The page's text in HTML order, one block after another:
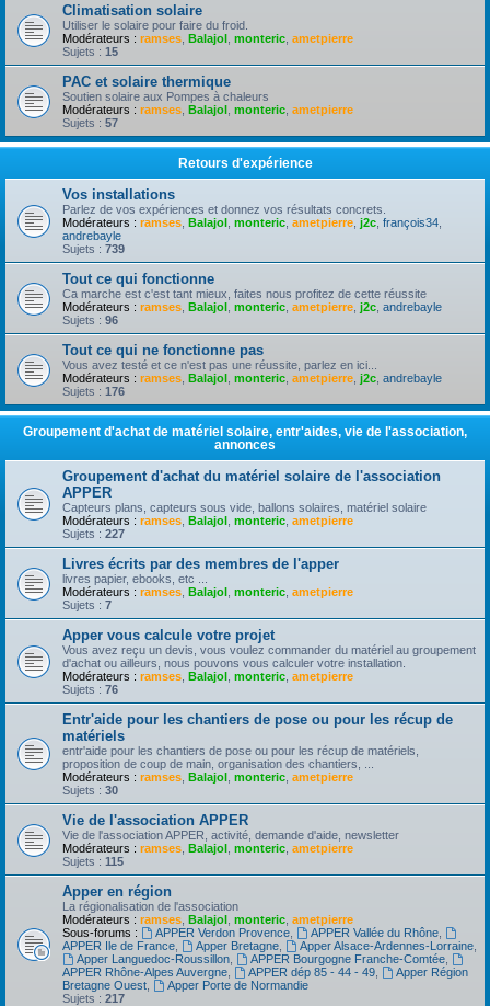
Climatisation solaire
Utiliser le solaire pour faire du froid.
Modérateurs : ramses Balajol monteric ametpierre
Sujets : 15
PAC et solaire thermique
Soutien solaire aux Pompes à chaleurs
Modérateurs : ramses Balajol monteric ametpierre
Sujets : 57
Retours d'expérience
Vos installations
Parlez de vos expériences et donnez vos résultats concrets.
Modérateurs : ramses Balajol monteric ametpierre j2c françois34
andrebayle
Sujets : 739
Tout ce qui fonctionne
Ca marche est c'est tant mieux, faites nous profitez de cette réussite
Modérateurs : ramses Balajol monteric ametpierre j2c andrebayle
Sujets : 96
Tout ce qui ne fonctionne pas
Vous avez testé et ce n'est pas une réussite, parlez en ici...
Modérateurs : ramses Balajol monteric ametpierre j2c andrebayle
Sujets : 176
Groupement d'achat de matériel solaire, entr'aides, vie de l'association,
annonces
Groupement d'achat du matériel solaire de l'association
APPER
Capteurs plans, capteurs sous vide, ballons solaires, matériel solaire
Modérateurs : ramses Balajol monteric ametpierre
Sujets : 227
Livres écrits par des membres de l'apper
livres papier, ebooks, etc ...
Modérateurs : ramses Balajol monteric ametpierre
Sujets : 7
Apper vous calcule votre projet
Vous avez reçu un devis, vous voulez commander du matériel au groupement
d'achat ou ailleurs, nous pouvons vous calculer votre installation.
Modérateurs : ramses Balajol monteric ametpierre
Sujets : 76
Entr'aide pour les chantiers de pose ou pour les récup de
matériels
entr'aide pour les chantiers de pose ou pour les récup de matériels,
proposition de coup de main, organisation des chantiers, ...
Modérateurs : ramses Balajol monteric ametpierre
Sujets : 30
Vie de l'association APPER
Vie de l'association APPER, activité, demande d'aide, newsletter
Modérateurs : ramses Balajol monteric ametpierre
Sujets : 115
Apper en région
La régionalisation de l'association
Modérateurs : ramses Balajol monteric ametpierre
Sous-forums :
APPER Verdon Provence, APPER Vallée du Rhône,
APPER Ile de France
Apper Bretagne, Apper Alsace-Ardennes-Lorraine,
Apper Languedoc-Roussillon, APPER Bourgogne Franche-Comtée,
APPER Rhône-Alpes Auvergne
APPER dép 85 - 44 - 49,
Apper Région
Bretagne Ouest
Apper Porte de Normandie
Sujets : 217